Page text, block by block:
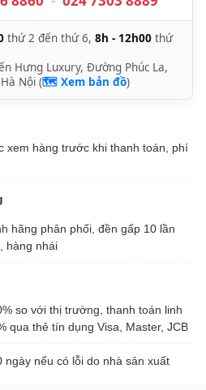
thứ 2 đến thứ 6, 8h - 12h00 thứ
Hưng Luxury, Đường Phúc La,
Nội (🗺️ Xem bản đồ)
xem hàng trước khi thanh toán, phí
hãng phân phối, đền gấp 10 lần
hàng nhái
so với thị trường, thanh toán linh
qua thẻ tín dụng Visa, Master, JCB
nếu có lỗi do nhà sản xuất